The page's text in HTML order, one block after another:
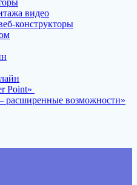
видео
конструкторы
Point»
расширенные возможности»